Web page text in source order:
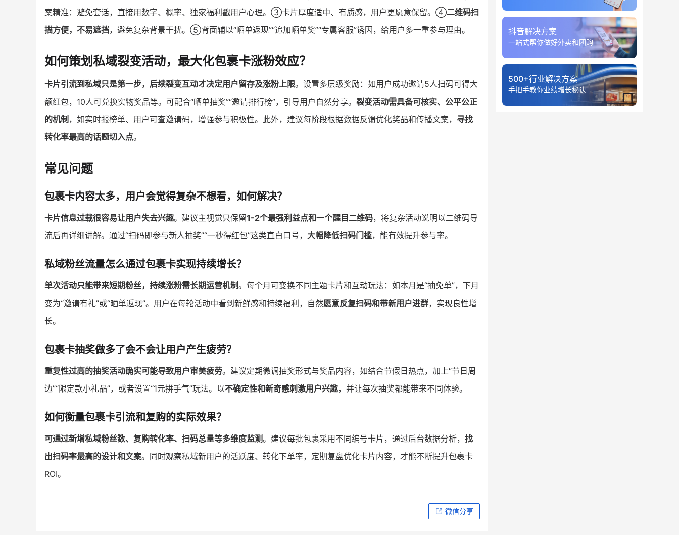
案精准：避免套话，直接用数字、概率、独家福利戳用户心理。③卡片厚度适中、有质感，用户更愿意保留。④二维码扫
描方便，不易遮挡，避免复杂背景干扰。⑤背面辅以“晒单返现”“追加晒单奖”“专属客服”诱因，给用户多一重参与理由。
如何策划私域裂变活动，最大化包裹卡涨粉效应？
卡片引流到私域只是第一步，后续裂变互动才决定用户留存及涨粉上限。设置多层级奖励：如用户成功邀请5人扫码可得大
额红包，10人可兑换实物奖品等。可配合“晒单抽奖”“邀请排行榜”，引导用户自然分享。 裂变活动需具备可核实、公平公正
的机制 ，如实时报榜单、用户可查邀请码，增强参与积极性。此外，建议每阶段根据数据反馈优化奖品和传播文案， 寻找
转化率最高的话题切入点。
常见问题
包裹卡内容太多，用户会觉得复杂不想看，如何解决？
卡片信息过载很容易让用户失去兴趣。建议主视觉只保留1-2个最强利益点和一个醒目二维码，将复杂活动说明以二维码导
流后再详细讲解。通过“扫码即参与新人抽奖”“一秒得红包”这类直白口号， 大幅降低扫码门槛，能有效提升参与率。
私域粉丝流量怎么通过包裹卡实现持续增长？
单次活动只能带来短期粉丝，持续涨粉需长期运营机制。每个月可变换不同主题卡片和互动玩法：如本月是“抽免单”，下月
变为“邀请有礼”或“晒单返现”。用户在每轮活动中看到新鲜感和持续福利，自然愿意反复扫码和带新用户进群，实现良性增
长。
包裹卡抽奖做多了会不会让用户产生疲劳？
重复性过高的抽奖活动确实可能导致用户审美疲劳。建议定期微调抽奖形式与奖品内容，如结合节假日热点，加上“节日周
边”“限定款小礼品”，或者设置“1元拼手气”玩法。以不确定性和新奇感刺激用户兴趣，并让每次抽奖都能带来不同体验。
如何衡量包裹卡引流和复购的实际效果？
可通过新增私域粉丝数、复购转化率、扫码总量等多维度监测。建议每批包裹采用不同编号卡片，通过后台数据分析， 找
出扫码率最高的设计和文案。同时观察私域新用户的活跃度、转化下单率，定期复盘优化卡片内容，才能不断提升包裹卡
ROI。
微信分享
抖音解决方案
一站式帮你做好外卖和团购
500+行业解决方案
手把手教你业绩增长秘诀